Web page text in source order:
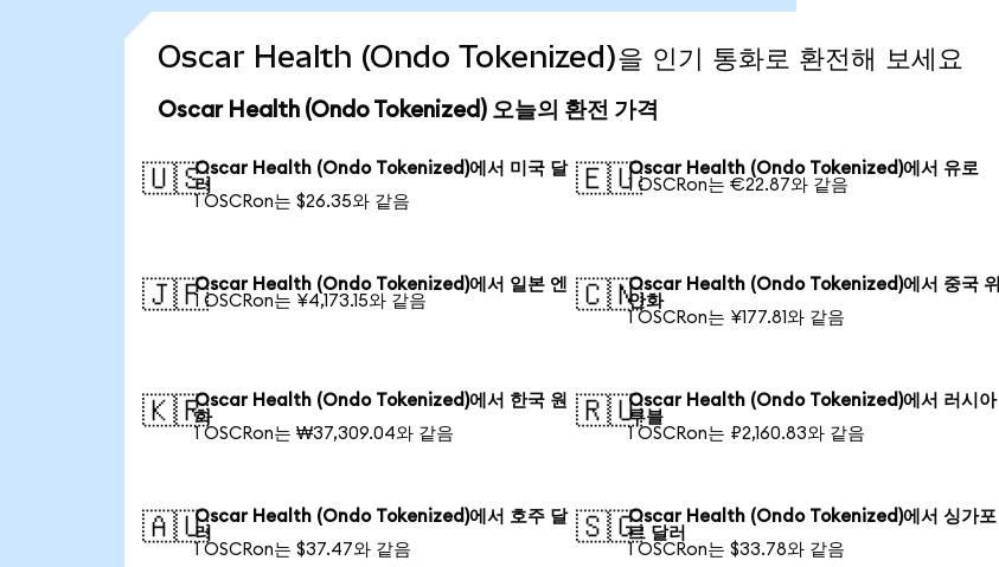
Oscar Health (Ondo Tokenized)을 인기 통화로 환전해 보세요
Oscar Health (Ondo Tokenized) 오늘의 환전 가격
🇺🇸Oscar Health (Ondo Tokenized)에서 미국 달
러
1 OSCRon는 $26.35와 같음
🇪🇺Oscar Health (Ondo Tokenized)에서 유로
1 OSCRon는 €22.87와 같음
🇯🇵Oscar Health (Ondo Tokenized)에서 일본 엔
1 OSCRon는 ¥4,173.15와 같음
🇨🇳Oscar Health (Ondo Tokenized)에서 중국 위
안화
1 OSCRon는 ¥177.81와 같음
🇰🇷Oscar Health (Ondo Tokenized)에서 한국 원
화
1 OSCRon는 ₩37,309.04와 같음
🇷🇺Oscar Health (Ondo Tokenized)에서 러시아
루블
1 OSCRon는 ₽2,160.83와 같음
🇦🇺Oscar Health (Ondo Tokenized)에서 호주 달
러
1 OSCRon는 $37.47와 같음
🇸🇬Oscar Health (Ondo Tokenized)에서 싱가포
르 달러
1 OSCRon는 $33.78와 같음